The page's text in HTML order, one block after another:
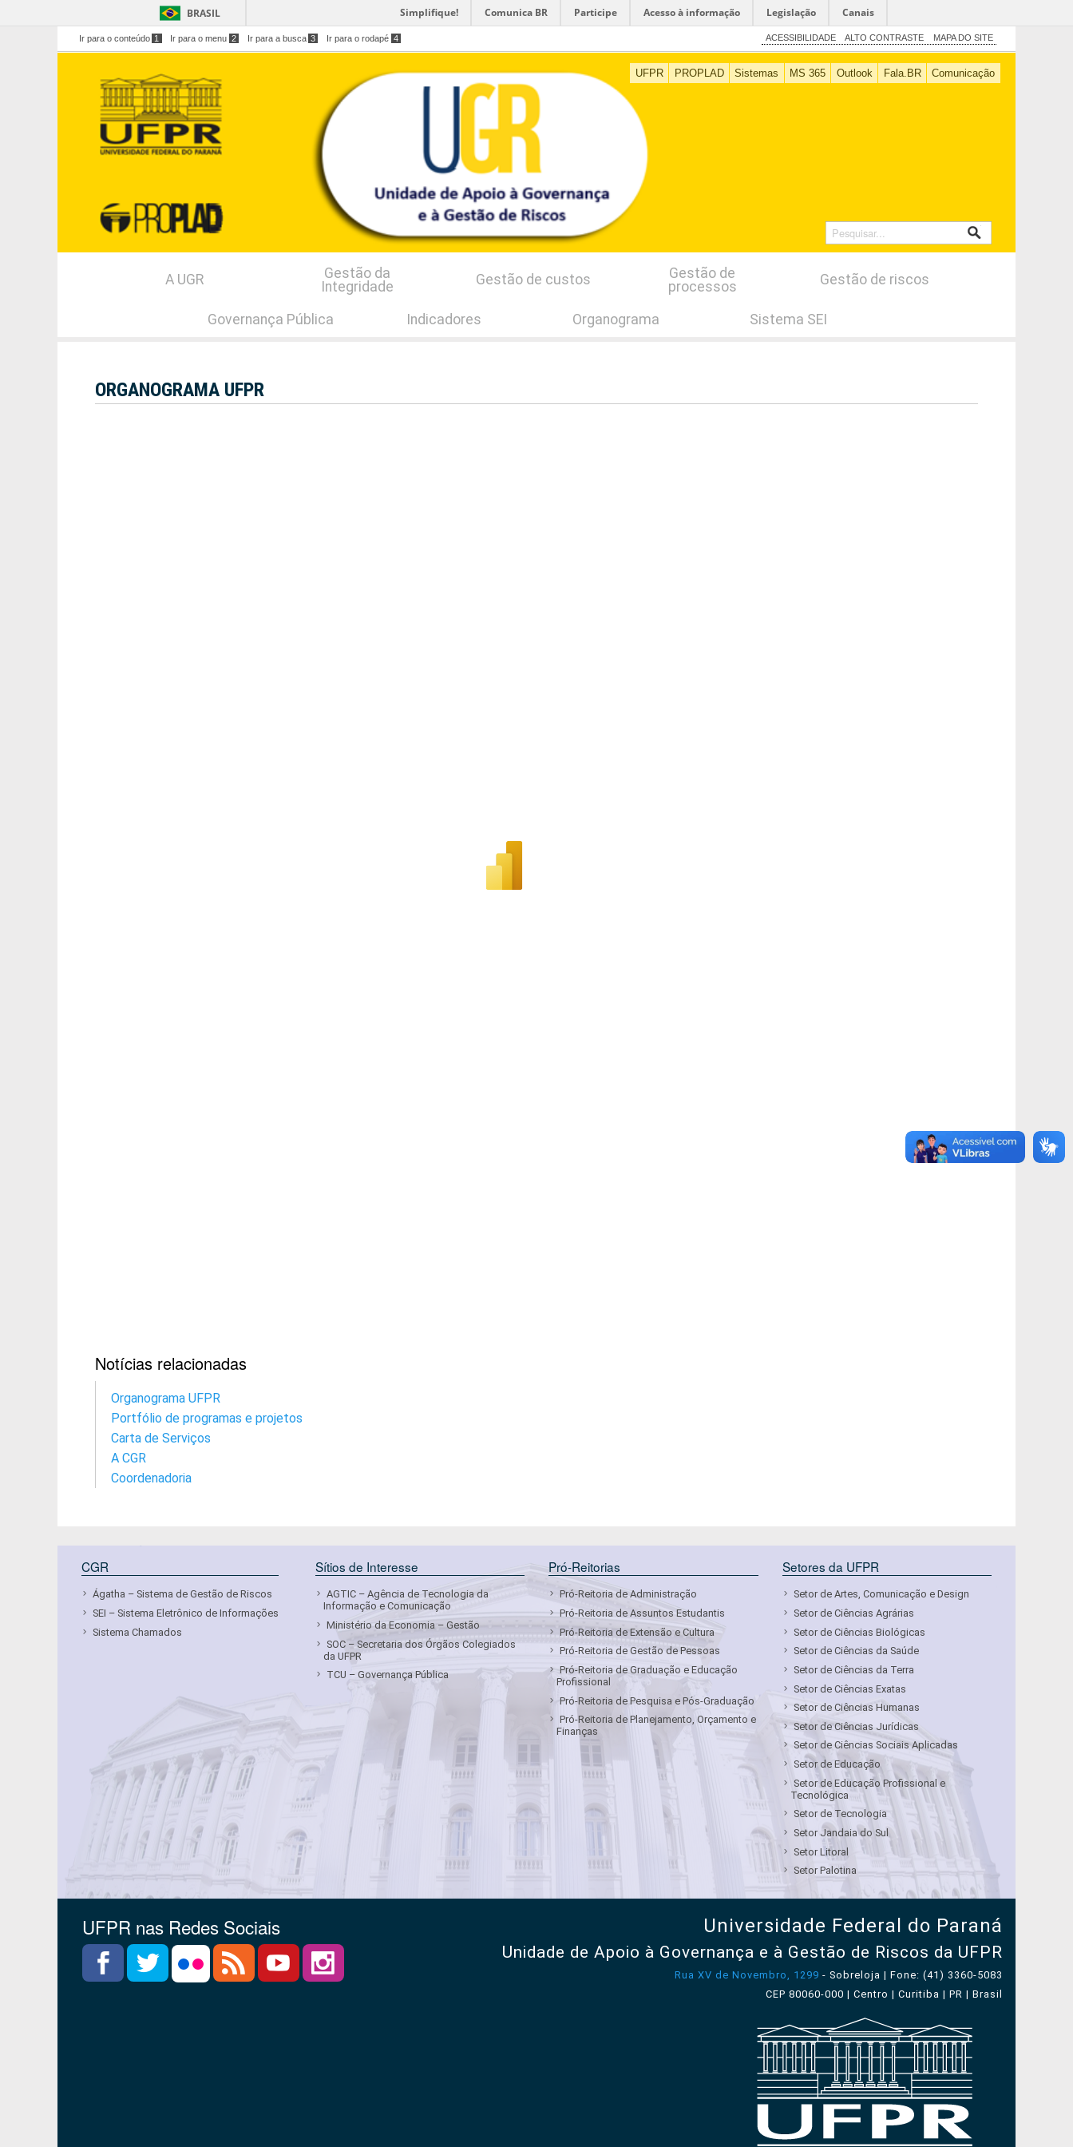
BRASIL Simplifique! Comunica BR Participe Acesso à informação Legislação Canais
Ir para o conteúdo 1 Ir para o menu 2 Ir para a busca 3 Ir para o rodapé 4 ACESSIBILIDADE ALTO CONTRASTE MAPA DO SITE
UFPR PROPLAD Sistemas MS 365 Outlook Fala.BR Comunicação
A UGR
Gestão da
Integridade
Gestão de custos
Gestão de
processos
Gestão de riscos
Governança Pública Indicadores Organograma Sistema SEI
ORGANOGRAMA UFPR
Notícias relacionadas
Organograma UFPR
Portfólio de programas e projetos
Carta de Serviços
A CGR
Coordenadoria
CGR
Ágatha – Sistema de Gestão de Riscos
SEI – Sistema Eletrônico de Informações
Sistema Chamados
Sítios de Interesse
AGTIC – Agência de Tecnologia da
Informação e Comunicação
Ministério da Economia – Gestão
SOC – Secretaria dos Órgãos Colegiados
da UFPR
TCU – Governança Pública
Pró-Reitorias
Pró-Reitoria de Administração
Pró-Reitoria de Assuntos Estudantis
Pró-Reitoria de Extensão e Cultura
Pró-Reitoria de Gestão de Pessoas
Pró-Reitoria de Graduação e Educação
Profissional
Pró-Reitoria de Pesquisa e Pós-Graduação
Pró-Reitoria de Planejamento, Orçamento e
Finanças
Setores da UFPR
Setor de Artes, Comunicação e Design
Setor de Ciências Agrárias
Setor de Ciências Biológicas
Setor de Ciências da Saúde
Setor de Ciências da Terra
Setor de Ciências Exatas
Setor de Ciências Humanas
Setor de Ciências Jurídicas
Setor de Ciências Sociais Aplicadas
Setor de Educação
Setor de Educação Profissional e
Tecnológica
Setor de Tecnologia
Setor Jandaia do Sul
Setor Litoral
Setor Palotina
UFPR nas Redes Sociais Universidade Federal do Paraná
Unidade de Apoio à Governança e à Gestão de Riscos da UFPR
Rua XV de Novembro, 1299 - Sobreloja | Fone: (41) 3360-5083
CEP 80060-000 | Centro | Curitiba | PR | Brasil